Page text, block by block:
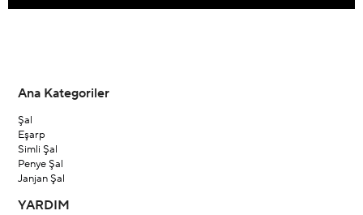
Ana Kategoriler
Şal
Eşarp
Simli Şal
Penye Şal
Janjan Şal
YARDIM